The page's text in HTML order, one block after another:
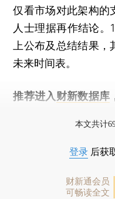
仅看市场对此架构的
人士理据再作结论。
上公布及总结结果
未来时间表。
推荐进入 财新数据库
本文共计
登录 后获
财新通会员
可畅读全文